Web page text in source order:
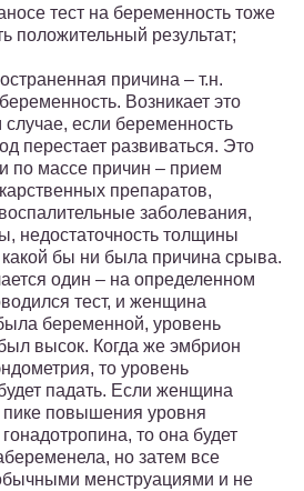
тест на беременность тоже
положительный результат;
причина – т.н.
Возникает это
случае, если беременность
перестает развиваться. Это
по массе причин – прием
препаратов,
заболевания,
недостаточность толщины
бы ни была причина срыва.
один – на определенном
тест, и женщина
беременной, уровень
высок. Когда же эмбрион
то уровень
падать. Если женщина
пике повышения уровня
то она будет
но затем все
менструациями и не